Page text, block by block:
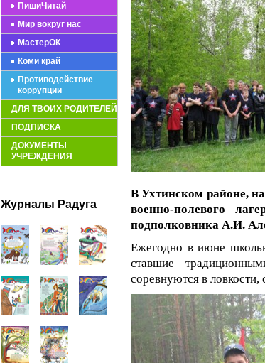
ПишиЧитай
Мир вокруг нас
МастерОК
Коми край
Противодействие
коррупции
ДЛЯ ТВОИХ РОДИТЕЛЕЙ
ПОДПИСКА
ДОКУМЕНТЫ
УЧРЕЖДЕНИЯ
Журналы Радуга
В Ухтинском районе,
военно-полевого
подполковника А.И.
Ежегодно в июне
ставшие
соревнуются в ловкости,